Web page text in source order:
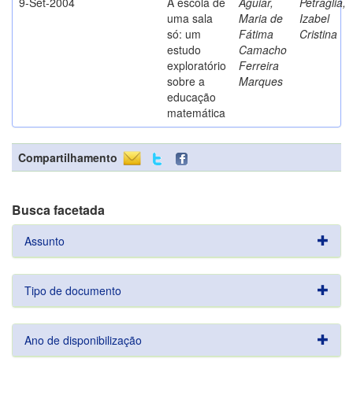
uma sala
só: um
estudo
exploratório
sobre a
educação
matemática
Maria de
Fátima
Camacho
Ferreira
Marques
Izabel
Cristina
Compartilhamento
Busca facetada
Assunto
Tipo de documento
Ano de disponibilização